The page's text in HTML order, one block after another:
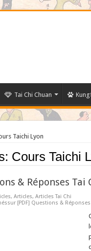
Tai Chi Chuan
Taichi Lyon
Cours Taichi
& Réponses
, Articles, Articles Tai Chi
sur [PDF] Questions &